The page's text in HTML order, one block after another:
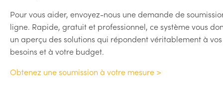
Pour vous aider, envoyez-nous une demande de
ligne. Rapide, gratuit et professionnel, ce système vous
un aperçu des solutions qui répondent véritablement à vos
besoins et à votre budget.
Obtenez une soumission à votre mesure >